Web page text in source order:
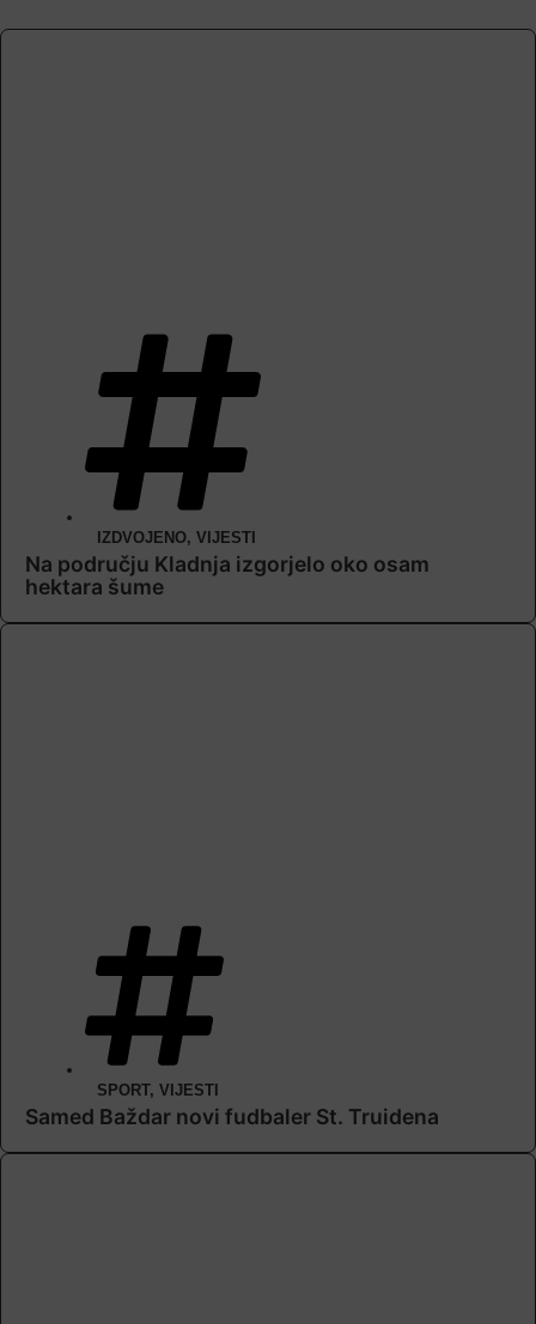
IZDVOJENO, VIJESTI
Na području Kladnja izgorjelo oko osam
hektara šume
SPORT, VIJESTI
Samed Baždar novi fudbaler St. Truidena